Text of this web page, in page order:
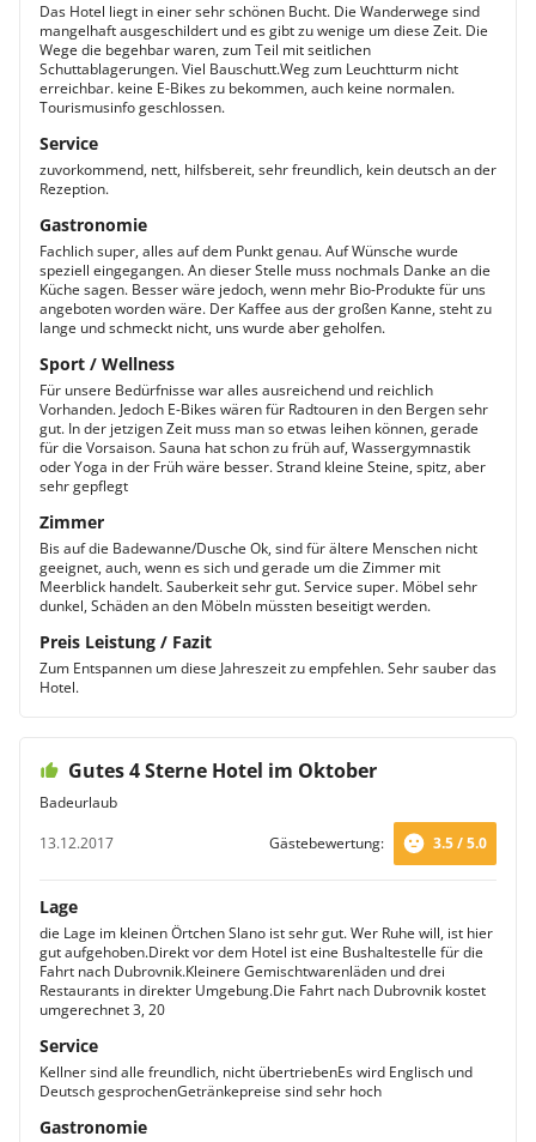
Das Hotel liegt in einer sehr schönen Bucht. Die Wanderwege sind
mangelhaft ausgeschildert und es gibt zu wenige um diese Zeit. Die
Wege die begehbar waren, zum Teil mit seitlichen
Schuttablagerungen. Viel Bauschutt.Weg zum Leuchtturm nicht
erreichbar. keine E-Bikes zu bekommen, auch keine normalen.
Tourismusinfo geschlossen.
Service
zuvorkommend, nett, hilfsbereit, sehr freundlich, kein deutsch an der
Rezeption.
Gastronomie
Fachlich super, alles auf dem Punkt genau. Auf Wünsche wurde
speziell eingegangen. An dieser Stelle muss nochmals Danke an die
Küche sagen. Besser wäre jedoch, wenn mehr Bio-Produkte für uns
angeboten worden wäre. Der Kaffee aus der großen Kanne, steht zu
lange und schmeckt nicht, uns wurde aber geholfen.
Sport / Wellness
Für unsere Bedürfnisse war alles ausreichend und reichlich
Vorhanden. Jedoch E-Bikes wären für Radtouren in den Bergen sehr
gut. In der jetzigen Zeit muss man so etwas leihen können, gerade
für die Vorsaison. Sauna hat schon zu früh auf, Wassergymnastik
oder Yoga in der Früh wäre besser. Strand kleine Steine, spitz, aber
sehr gepflegt
Zimmer
Bis auf die Badewanne/Dusche Ok, sind für ältere Menschen nicht
geeignet, auch, wenn es sich und gerade um die Zimmer mit
Meerblick handelt. Sauberkeit sehr gut. Service super. Möbel sehr
dunkel, Schäden an den Möbeln müssten beseitigt werden.
Preis Leistung / Fazit
Zum Entspannen um diese Jahreszeit zu empfehlen. Sehr sauber das
Hotel.
Gutes 4 Sterne Hotel im Oktober
Badeurlaub
13.12.2017
Gästebewertung: 3.5 / 5.0
Lage
die Lage im kleinen Örtchen Slano ist sehr gut. Wer Ruhe will, ist hier
gut aufgehoben.Direkt vor dem Hotel ist eine Bushaltestelle für die
Fahrt nach Dubrovnik.Kleinere Gemischtwarenläden und drei
Restaurants in direkter Umgebung.Die Fahrt nach Dubrovnik kostet
umgerechnet 3, 20
Service
Kellner sind alle freundlich, nicht übertriebenEs wird Englisch und
Deutsch gesprochenGetränkepreise sind sehr hoch
Gastronomie